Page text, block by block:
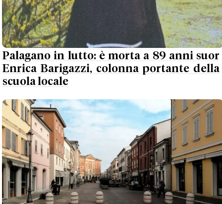
Palagano in lutto: è morta a 89 anni suor
Enrica Barigazzi, colonna portante della
scuola locale